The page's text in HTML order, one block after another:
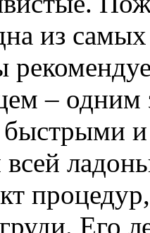
из
– одним
всей
Его